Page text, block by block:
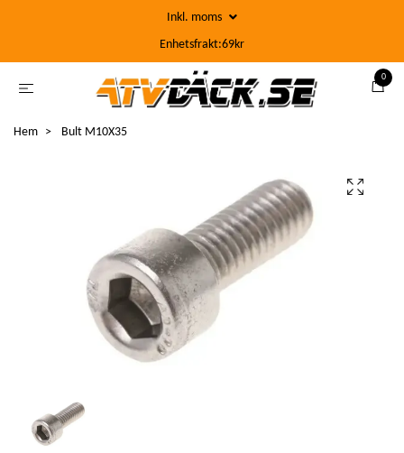
Inkl. moms
Enhetsfrakt:69kr
0
Hem Bult M10X35